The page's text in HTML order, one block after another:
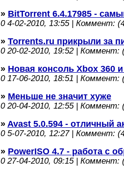
» BitTorrent 6.4.17985 -
04-02-2010, 13:55 | Коммент:
» Torrents.ru прикрыли за
020-02-2010, 19:52 | Коммент:
» Новая консоль Xbox 360
017-06-2010, 18:51 | Коммент:
» Меньше не значит хуже
020-04-2010, 12:55 | Коммент:
» Avast 5.0.594 - отличный
05-07-2010, 12:27 | Коммент:
» PowerISO 4.7 - работа с
027-04-2010, 09:15 | Коммент: